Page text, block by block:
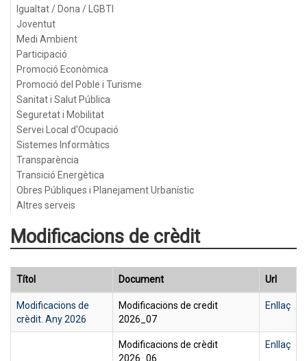
Igualtat / Dona / LGBTI
Joventut
Medi Ambient
Participació
Promoció Econòmica
Promoció del Poble i Turisme
Sanitat i Salut Pública
Seguretat i Mobilitat
Servei Local d'Ocupació
Sistemes Informàtics
Transparència
Transició Energètica
Obres Públiques i Planejament Urbanístic
Altres serveis
Modificacions de crèdit
Títol Document Url
Modificacions de
crèdit. Any 2026
Modificacions de credit
2026_07
Enllaç
Modificacions de crèdit
2026_06
Enllaç